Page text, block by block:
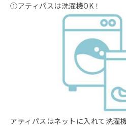
①アティパスは洗濯機OK！
アティパスはネットに入れて洗濯